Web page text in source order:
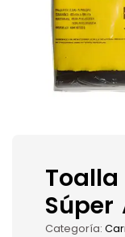
Súper
Categoría: